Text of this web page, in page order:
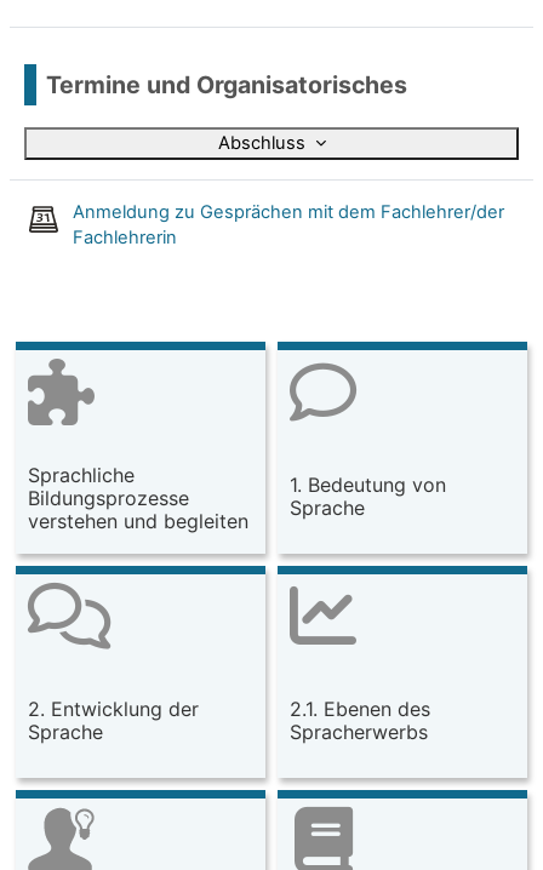
Abschluss
Termine und Organisatorisches
Anmeldung zu Gesprächen mit dem Fachlehrer/der
Fachlehrerin
Sprachliche
Bildungsprozesse
verstehen und begleiten
1. Bedeutung von
Sprache
2. Entwicklung der
Sprache
2.1. Ebenen des
Spracherwerbs